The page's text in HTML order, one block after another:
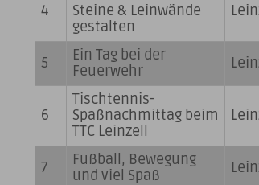
4
Steine & Leinwände
gestalten
5
Ein Tag bei der
Feuerwehr
6
Tischtennis-
Spaßnachmittag beim
TTC Leinzell
7
Fußball, Bewegung
und viel Spaß